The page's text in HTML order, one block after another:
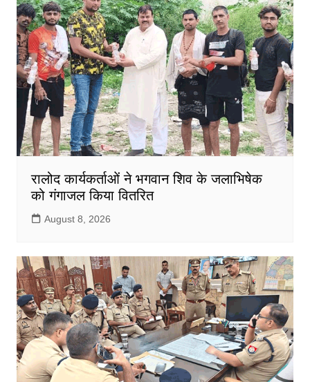
रालोद कार्यकर्ताओं ने भगवान शिव के जलाभिषेक
को गंगाजल किया वितरित
August 8, 2026